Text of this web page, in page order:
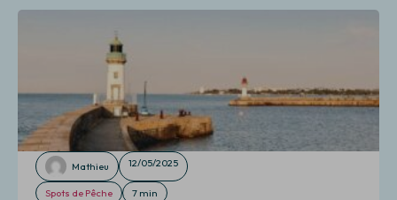
Mathieu 12/05/2025
Spots de Pêche 7 min